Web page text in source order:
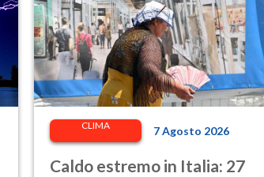
CLIMA 7 Agosto 2026
Caldo estremo in Italia: 27